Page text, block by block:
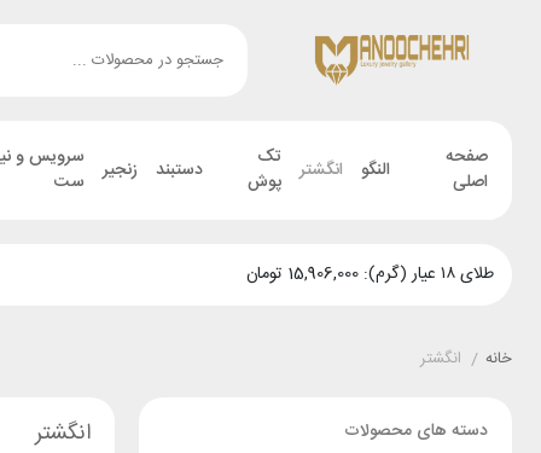
صفحه
اصلی
النگو انگشتر
تک
پوش
دستبند زنجیر
سرویس و
ست
طلای ۱۸ عیار (گرم): 15,906,000 تومان
خانه / انگشتر
انگشتر دسته های محصولات